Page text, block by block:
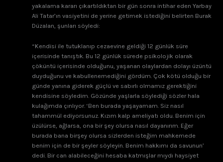
yakalama kararı çıkartıldıktan bir gün sonra intihar eden Yarbay
Ali Tatar’ın vasiyetini de yerine getimek istediğini belirten Burak
Düzalan, şunları söyledi:
“Kendisi ile tutuklanıp cezaevine geldiği 12 günlük süre
içerisinde tanıştık. Bu 12 günlük sürede psikolojik olarak
çöküntü içerisinde olduğunu, yaşanan olaylardan dolayı üzüntü
duyduğunu ve kabullenemediğini gördüm. Çok kötü olduğu bir
günde yanına giderek güçlü ve sabırlı olmamız gerektiğini
kendisine söyledim. Gözünde yaşlarla söylediği sözler hala
kulağımda çınlıyor. ‘Ben burada yaşayamam. Siz nasıl
tahammül ediyorsunuz. Kızım kalp ameliyatı oldu. Benim için
üzülürse, ağlarsa, ona bir şey olursa nasıl dayanırım. Eğer
burada bana birşey olursa sizlerden isteğim mahkemede
benim için de bir şeyler söyleyin. Benim hakkımı da savunun’
dedi. Bir can alabileceğini hesaba katmışlar mıydı haysiyet